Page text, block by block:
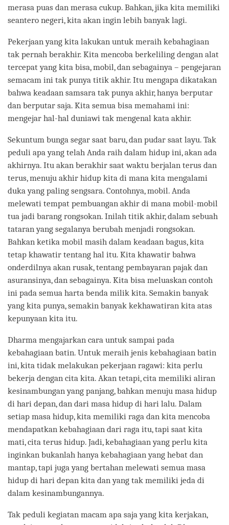
merasa puas dan merasa cukup. Bahkan, jika kita memiliki
seantero negeri, kita akan ingin lebih banyak lagi.
Pekerjaan yang kita lakukan untuk meraih kebahagiaan
tak pernah berakhir. Kita mencoba berkeliling dengan alat
tercepat yang kita bisa, mobil, dan sebagainya – pengejaran
semacam ini tak punya titik akhir. Itu mengapa dikatakan
bahwa keadaan samsara tak punya akhir, hanya berputar
dan berputar saja. Kita semua bisa memahami ini:
mengejar hal-hal duniawi tak mengenal kata akhir.
Sekuntum bunga segar saat baru, dan pudar saat layu. Tak
peduli apa yang telah Anda raih dalam hidup ini, akan ada
akhirnya. Itu akan berakhir saat waktu berjalan terus dan
terus, menuju akhir hidup kita di mana kita mengalami
duka yang paling sengsara. Contohnya, mobil. Anda
melewati tempat pembuangan akhir di mana mobil-mobil
tua jadi barang rongsokan. Inilah titik akhir, dalam sebuah
tataran yang segalanya berubah menjadi rongsokan.
Bahkan ketika mobil masih dalam keadaan bagus, kita
tetap khawatir tentang hal itu. Kita khawatir bahwa
onderdilnya akan rusak, tentang pembayaran pajak dan
asuransinya, dan sebagainya. Kita bisa meluaskan contoh
ini pada semua harta benda milik kita. Semakin banyak
yang kita punya, semakin banyak kekhawatiran kita atas
kepunyaan kita itu.
Dharma mengajarkan cara untuk sampai pada
kebahagiaan batin. Untuk meraih jenis kebahagiaan batin
ini, kita tidak melakukan pekerjaan ragawi: kita perlu
bekerja dengan cita kita. Akan tetapi, cita memiliki aliran
kesinambungan yang panjang, bahkan menuju masa hidup
di hari depan, dan dari masa hidup di hari lalu. Dalam
setiap masa hidup, kita memiliki raga dan kita mencoba
mendapatkan kebahagiaan dari raga itu, tapi saat kita
mati, cita terus hidup. Jadi, kebahagiaan yang perlu kita
inginkan bukanlah hanya kebahagiaan yang hebat dan
mantap, tapi juga yang bertahan melewati semua masa
hidup di hari depan kita dan yang tak memiliki jeda di
dalam kesinambungannya.
Tak peduli kegiatan macam apa saja yang kita kerjakan,